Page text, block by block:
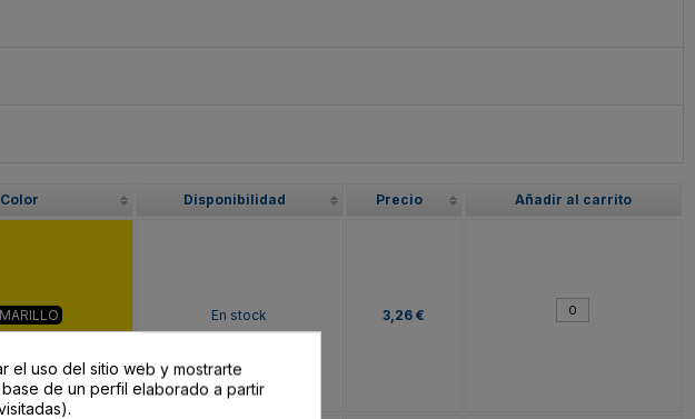
Color Disponibilidad Precio Añadir al carrito
En stock 3,26 €
el uso del sitio web y mostrarte
de un perfil elaborado a partir